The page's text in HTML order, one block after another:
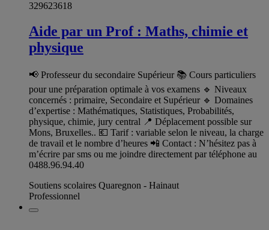
329623618
Aide par un Prof : Maths, chimie et
physique
📢 Professeur du secondaire Supérieur 📚 Cours particuliers
pour une préparation optimale à vos examens 🔹 Niveaux
concernés : primaire, Secondaire et Supérieur 🔹 Domaines
d’expertise : Mathématiques, Statistiques, Probabilités,
physique, chimie, jury central 📍 Déplacement possible sur
Mons, Bruxelles.. 💶 Tarif : variable selon le niveau, la charge
de travail et le nombre d’heures 📲 Contact : N’hésitez pas à
m’écrire par sms ou me joindre directement par téléphone au
0488.96.94.40
Soutiens scolaires Quaregnon - Hainaut
Professionnel